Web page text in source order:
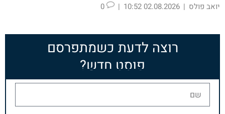
יואב פולס |
02.08.2026 10:52
|
רוצה לדעת כשמתפרסם
פוסט חדש?